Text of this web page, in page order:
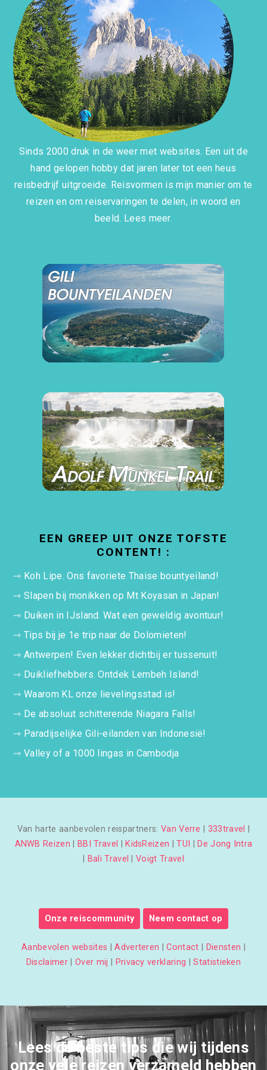
Sinds 2000 druk in de weer met websites. Een uit de
hand gelopen hobby dat jaren later tot een heus
reisbedrijf uitgroeide. Reisvormen is mijn manier om te
reizen en om reiservaringen te delen, in woord en
beeld. Lees meer.
EEN GREEP UIT ONZE TOFSTE
CONTENT! :
⇾ Koh Lipe. Ons favoriete Thaise bountyeiland!
⇾Slapen bij monikken op Mt Koyasan in Japan!
⇾ Duiken in IJsland. Wat een geweldig avontuur!
⇾Tips bij je 1e trip naar de Dolomieten!
⇾Antwerpen! Even lekker dichtbij er tussenuit!
⇾ Duikliefhebbers. Ontdek Lembeh Island!
⇾Waarom KL onze lievelingsstad is!
⇾ De absoluut schitterende Niagara Falls!
⇾ Paradijselijke Gili-eilanden van Indonesië!
⇾Valley of a 1000 lingas in Cambodja
Van harte aanbevolen reispartners: Van Verre 333travel
ANWB Reizen
BBI Travel KidsReizen |TUI
De Jong Intra
Bali Travel |Voigt Travel
Onze reiscommunity Neem contact op
Aanbevolen websites |Adverteren |Contact Diensten
Disclaimer |Over mij Privacy verklaring |Statistieken
Lees de beste tips die wij tijdens
onze vele reizen verzameld hebben